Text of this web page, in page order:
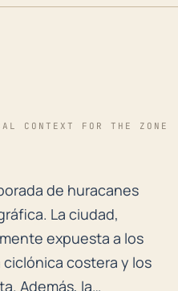
CONTEXT FOR THE ZONE
de huracanes
de huracanes
La ciudad,
expuesta a los
costera y los
Además, la